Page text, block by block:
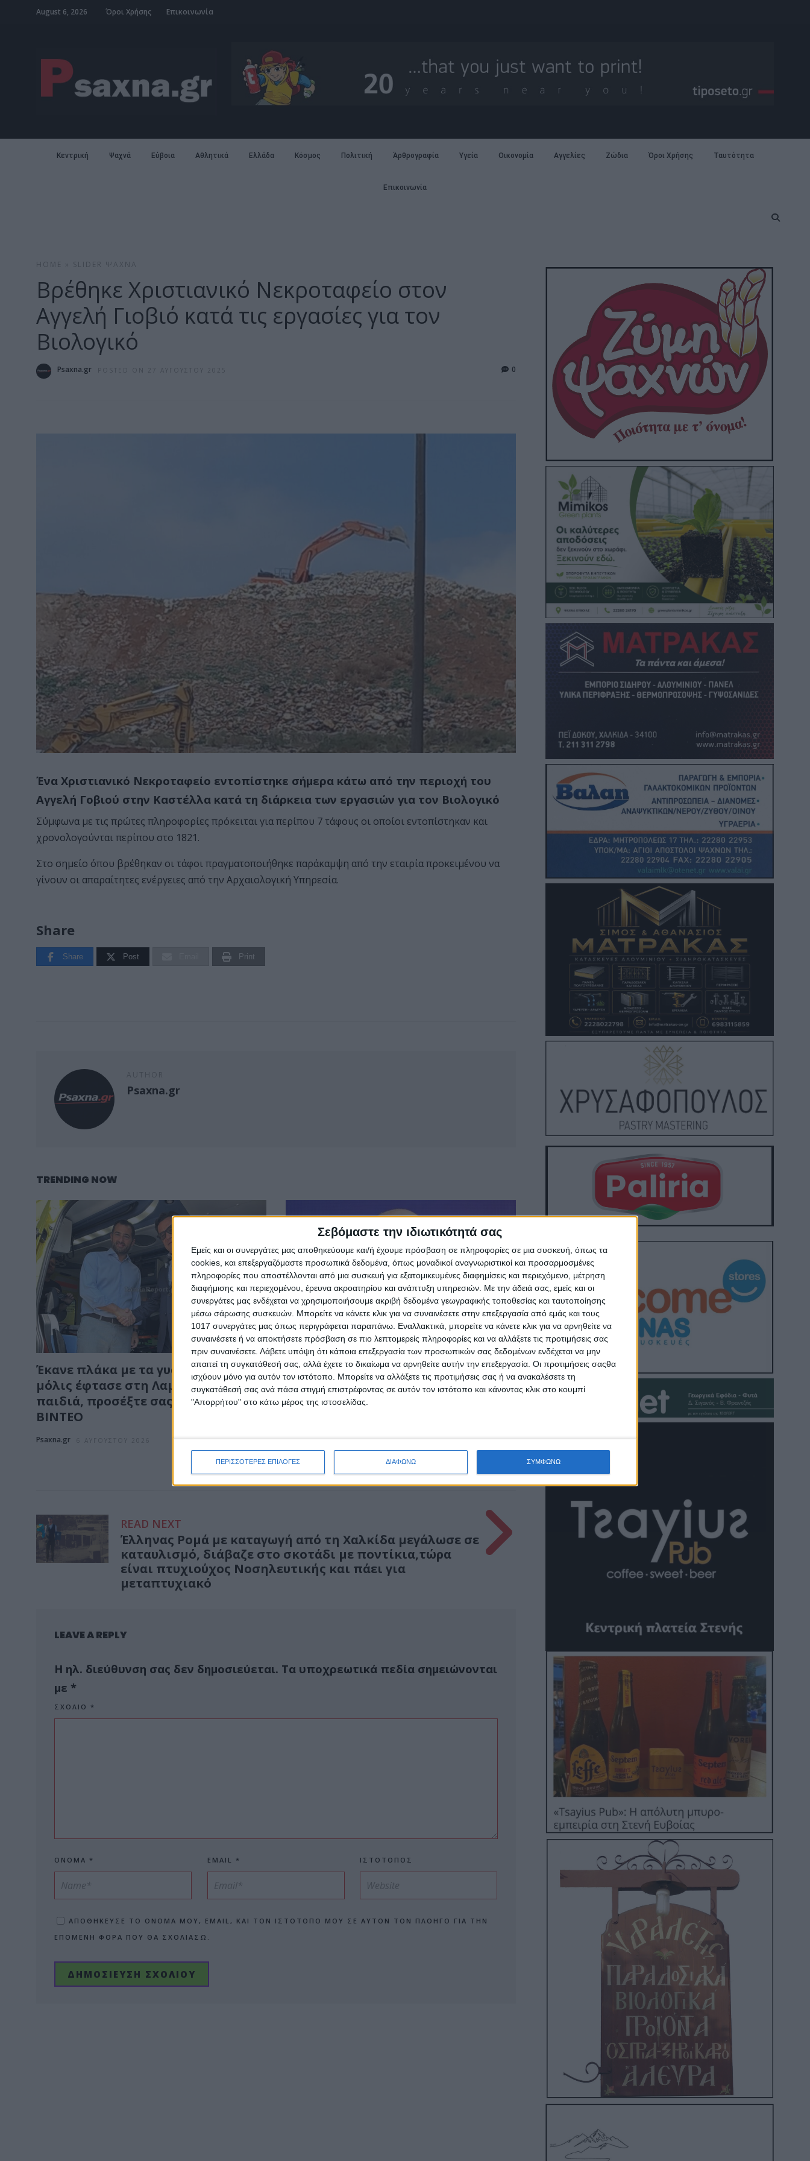
Σεβόμαστε την ιδιωτικότητά σας
Εμείς και οι συνεργάτες μας αποθηκεύουμε και/ή έχουμε πρόσβαση σε πληροφορίες σε μια συσκευή, όπως τα
cookies, και επεξεργαζόμαστε προσωπικά δεδομένα, όπως μοναδικοί αναγνωριστικοί και προσαρμοσμένες
πληροφορίες που αποστέλλονται από μια συσκευή για εξατομικευμένες διαφημίσεις και περιεχόμενο, μέτρηση
διαφήμισης και περιεχομένου, έρευνα ακροατηρίου και ανάπτυξη υπηρεσιών. Με την άδειά σας, εμείς και οι
συνεργάτες μας ενδέχεται να χρησιμοποιήσουμε ακριβή δεδομένα γεωγραφικής τοποθεσίας και ταυτοποίησης
μέσω σάρωσης συσκευών. Μπορείτε να κάνετε κλικ για να συναινέσετε στην επεξεργασία από εμάς και τους
1017 συνεργάτες μας όπως περιγράφεται παραπάνω. Εναλλακτικά, μπορείτε να κάνετε κλικ για να αρνηθείτε να
συναινέσετε ή να αποκτήσετε πρόσβαση σε πιο λεπτομερείς πληροφορίες και να αλλάξετε τις προτιμήσεις σας
πριν συναινέσετε. Λάβετε υπόψη ότι κάποια επεξεργασία των προσωπικών σας δεδομένων ενδέχεται να μην
απαιτεί τη συγκατάθεσή σας, αλλά έχετε το δικαίωμα να αρνηθείτε αυτήν την επεξεργασία. Οι προτιμήσεις σαςθα
ισχύουν μόνο για αυτόν τον ιστότοπο. Μπορείτε να αλλάξετε τις προτιμήσεις σας ή να ανακαλέσετε τη
συγκατάθεσή σας ανά πάσα στιγμή επιστρέφοντας σε αυτόν τον ιστότοπο και κάνοντας κλικ στο κουμπί
"Απορρήτου" στο κάτω μέρος της ιστοσελίδας.
ΠΕΡΙΣΣΟΤΕΡΕΣ ΕΠΙΛΟΓΕΣ ΔΙΑΦΩΝΩ ΣΥΜΦΩΝΩ
August 6, 2026 Όροι Χρήσης Επικοινωνία
Κεντρική Ψαχνά Εύβοια Αθλητικά Ελλάδα Κόσμος Πολιτική Άρθρογραφία Υγεία Οικονομία Αγγελίες Ζώδια Όροι Χρήσης Ταυτότητα
Επικοινωνία
HOME SLIDER ΨΑΧΝΆ
Βρέθηκε Χριστιανικό Νεκροταφείο στον
Αγγελή Γιοβιό κατά τις εργασίες για τον
Βιολογικό
Psaxna.gr POSTED ON 27 ΑΥΓΟΎΣΤΟΥ 2025 0
Ένα Χριστιανικό Νεκροταφείο εντοπίστηκε σήμερα κάτω από την περιοχή του
Αγγελή Γοβιού στην Καστέλλα κατά τη διάρκεια των εργασιών για τον Βιολογικό
Σύμφωνα με τις πρώτες πληροφορίες πρόκειται για περίπου 7 τάφους οι οποίοι εντοπίστηκαν και
χρονολογούνται περίπου στο 1821.
Στο σημείο όπου βρέθηκαν οι τάφοι πραγματοποιήθηκε παράκαμψη από την εταιρία προκειμένου να
γίνουν οι απαραίτητες ενέργειες από την Αρχαιολογική Υπηρεσία.
Share
Share Post Print
Psaxna.gr
TRENDING NOW
Έκανε πλάκα με τα γυαλιά ο Άδωνις
μόλις έφτασε στη Λαμία: «Γεια σας
παιδιά, προσέξτε σας γράφω» -
ΒΙΝΤΕΟ
Psaxna.gr 6 ΑΥΓΟΎΣΤΟΥ 2026
Google: Νέος ρόλος για τον Ντέμη
Χασάμπη στην κούρσα της
Τεχνητής Νοημοσύνης – Ποιος είναι
READ NEXT
Έλληνας Ρομά με καταγωγή από τη Χαλκίδα μεγάλωσε σε
καταυλισμό, διάβαζε στο σκοτάδι με ποντίκια,τώρα
είναι πτυχιούχος Νοσηλευτικής και πάει για
μεταπτυχιακό
LEAVE A REPLY
Η ηλ. διεύθυνση σας δεν δημοσιεύεται. Τα υποχρεωτικά πεδία σημειώνονται
με *
ΣΧΌΛΙΟ *
ΌΝΟΜΑ * EMAIL * ΙΣΤΌΤΟΠΟΣ
ΑΠΟΘΉΚΕΥΣΕ ΤΟ ΌΝΟΜΆ ΜΟΥ, EMAIL, ΚΑΙ ΤΟΝ ΙΣΤΌΤΟΠΟ ΜΟΥ ΣΕ ΑΥΤΌΝ ΤΟΝ ΠΛΟΗΓΌ ΓΙΑ ΤΗΝ
ΕΠΌΜΕΝΗ ΦΟΡΆ ΠΟΥ ΘΑ ΣΧΟΛΙΆΣΩ.